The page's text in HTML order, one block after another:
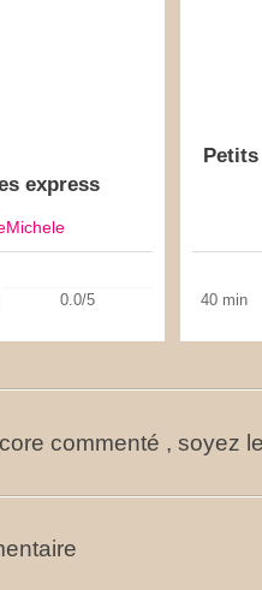
express
0.0/5 40 min
commenté , soyez